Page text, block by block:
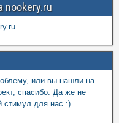
nookery.ru
или вы нашли на
спасибо. Да же не
стимул для нас :)